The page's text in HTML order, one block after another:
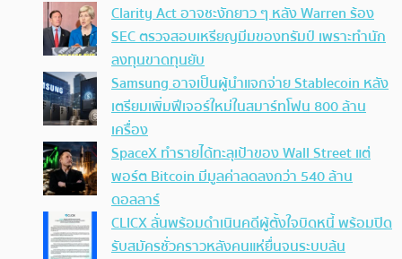
Clarity Act อาจชะงักยาว ๆ หลัง Warren ร้อง
SEC ตรวจสอบเหรียญมีมของทรัมป์ เพราะทำนัก
ลงทุนขาดทุนยับ
Samsung อาจเป็นผู้นำแจกจ่าย Stablecoin หลัง
เตรียมเพิ่มฟีเจอร์ใหม่ในสมาร์ทโฟน 800 ล้าน
เครื่อง
SpaceX ทำรายได้ทะลุเป้าของ Wall Street แต่
พอร์ต Bitcoin มีมูลค่าลดลงกว่า 540 ล้าน
ดอลลาร์
CLICX ลั่นพร้อมดำเนินคดีผู้ตั้งใจบิดหนี้ พร้อมปิด
รับสมัครชั่วคราวหลังคนแห่ยื่นจนระบบล้น